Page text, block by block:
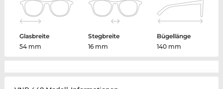
Glasbreite
54 mm
Stegbreite
16 mm
Bügellänge
140 mm